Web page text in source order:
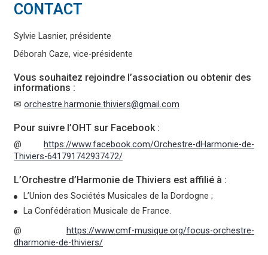
CONTACT
Sylvie Lasnier, présidente
Déborah Caze, vice-présidente
Vous souhaitez rejoindre l’association ou obtenir des
informations :
✉ orchestre.harmonie.thiviers@gmail.com
Pour suivre l’OHT sur Facebook :
@
https://www.facebook.com/Orchestre-dHarmonie-de-
Thiviers-641791742937472/
L’Orchestre d’Harmonie de Thiviers est affilié à :
L’Union des Sociétés Musicales de la Dordogne ;
La Confédération Musicale de France.
@
https://www.cmf-musique.org/focus-orchestre-
dharmonie-de-thiviers/